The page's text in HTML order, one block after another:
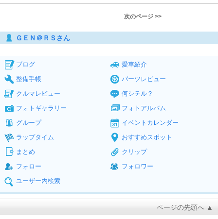
次のページ >>
ＧＥＮ＠ＲＳさん
ブログ
愛車紹介
整備手帳
パーツレビュー
クルマレビュー
何シテル？
フォトギャラリー
フォトアルバム
グループ
イベントカレンダー
ラップタイム
おすすめスポット
まとめ
クリップ
フォロー
フォロワー
ユーザー内検索
ページの先頭へ ▲